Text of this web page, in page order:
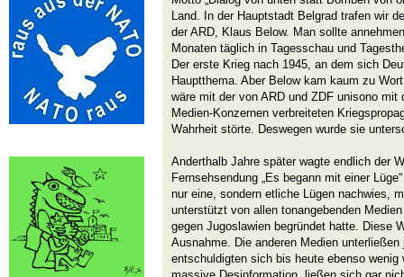
Land. In der Hauptstadt Belgrad trafen wir
der ARD, Klaus Below. Man sollte
Monaten täglich in Tagesschau und
Der erste Krieg nach 1945, an dem sich
Hauptthema. Aber Below kam kaum zu
wäre mit der von ARD und ZDF unisono mit
Medien-Konzernen verbreiteten
Wahrheit störte. Deswegen wurde sie
Anderthalb Jahre später wagte endlich der
Fernsehsendung „Es begann mit einer
nur eine, sondern etliche Lügen nachwies,
unterstützt von allen tonangebenden
gegen Jugoslawien begründet hatte. Diese
Ausnahme. Die anderen Medien
entschuldigten sich bis heute ebenso wenig